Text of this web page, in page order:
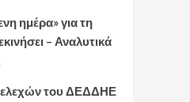
ημέρα» για τη
– Αναλυτικά
του ΔΕΔΔΗΕ